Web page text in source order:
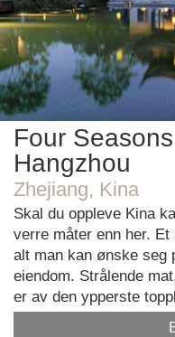
Four
Hangzhou
Zhejiang, Kina
Skal du oppleve Kina
verre måter enn her.
alt man kan ønske seg
eiendom. Strålende
er av den ypperste